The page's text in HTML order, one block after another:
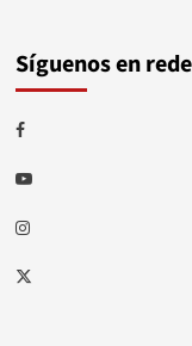
Síguenos en
Facebook
Youtube
Instagram
Twitter